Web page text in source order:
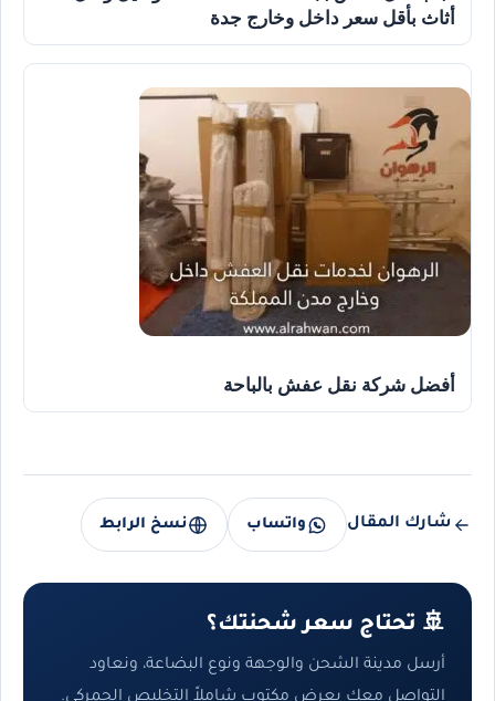
أثاث بأقل سعر داخل وخارج جدة
أفضل شركة نقل عفش بالباحة
شارك المقال واتساب نسخ الرابط
🚢 تحتاج سعر شحنتك؟
أرسل مدينة الشحن والوجهة ونوع البضاعة، ونعاود